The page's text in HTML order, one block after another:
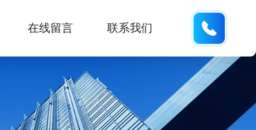
在线留言 联系我们